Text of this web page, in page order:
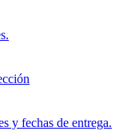
y fechas de entrega.